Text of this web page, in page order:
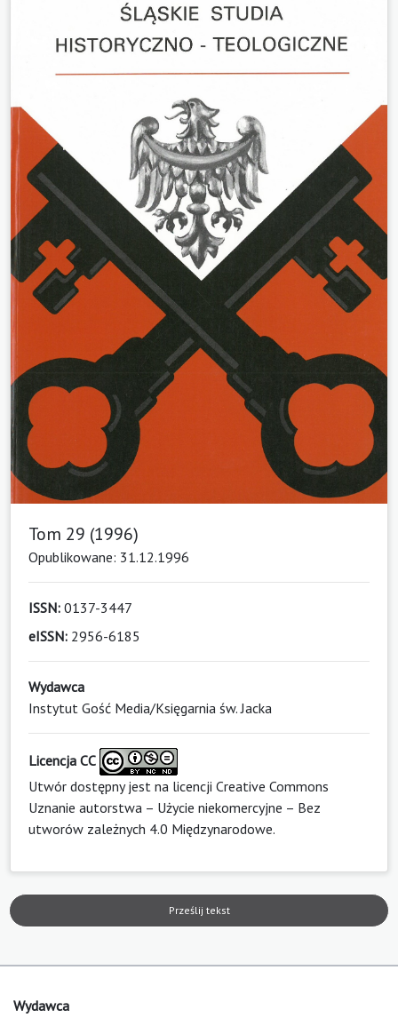
Tom 29 (1996)
Opublikowane: 31.12.1996
ISSN: 0137-3447
eISSN: 2956-6185
Wydawca
Instytut Gość Media/Księgarnia św. Jacka
Licencja CC
Utwór dostępny jest na licencji Creative Commons
Uznanie autorstwa – Użycie niekomercyjne – Bez
utworów zależnych 4.0 Międzynarodowe.
Prześlij tekst
Wydawca